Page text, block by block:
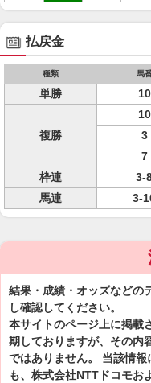
払戻金
種類 馬
単勝 10
複勝
10
3
7
枠連
3-
馬連
3-
結果・成績・オッズなどの
し確認してください。
本サイトのページ上に掲載
期しておりますが、その内
ではありません。 当該情
も、株式会社NTTドコモお